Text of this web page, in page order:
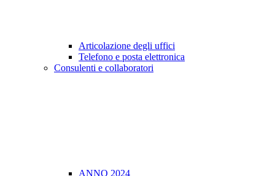
Articolazione degli uffici
Telefono e posta elettronica
Consulenti e collaboratori
ANNO 2024